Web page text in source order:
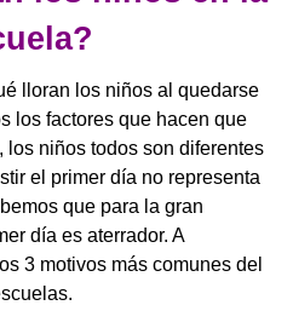
lloran los niños al quedarse
los factores que hacen que
niños todos son diferentes
el primer día no representa
que para la gran
día es aterrador. A
3 motivos más comunes del